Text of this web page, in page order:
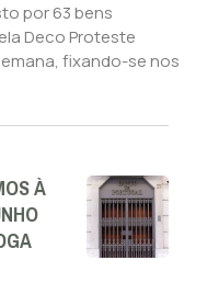
por 63 bens
Deco Proteste
fixando-se nos
À